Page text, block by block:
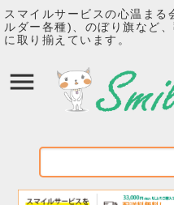
スマイルサービスの心温まる
ルダー各種)、のぼり旗など
に取り揃えています。